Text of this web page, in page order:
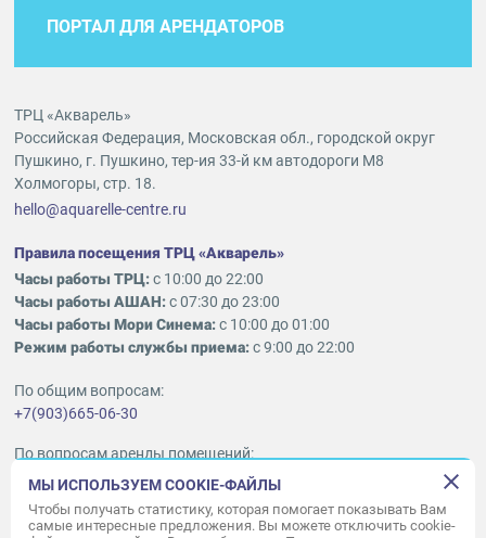
ПОРТАЛ ДЛЯ АРЕНДАТОРОВ
ТРЦ «Акварель»
Российская Федерация, Московская обл., городской округ
Пушкино, г. Пушкино, тер-ия 33-й км автодороги М8
Холмогоры, стр. 18.
hello@aquarelle-centre.ru
Правила посещения ТРЦ «Акварель»
Часы работы ТРЦ:с 10:00 до 22:00
Часы работы АШАН:с 07:30 до 23:00
Часы работы Мори Синема:с 10:00 до 01:00
Режим работы службы приема:с 9:00 до 22:00
По общим вопросам:
+7(903)665-06-30
По вопросам аренды помещений:
ukleykina@nhood.com
+7(903)665-98-78
МЫ ИСПОЛЬЗУЕМ COOKIE-ФАЙЛЫ
Чтобы получать статистику, которая помогает показывать Вам
самые интересные предложения. Вы можете отключить cookie-